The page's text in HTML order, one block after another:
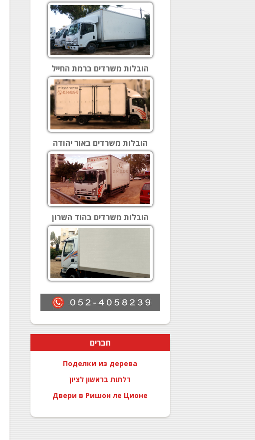
הובלות משרדים ברמת החייל
הובלות משרדים באור יהודה
הובלות משרדים בהוד השרון
חברים
Поделки из дерева
דלתות בראשון לציון
Двери в Ришон ле Ционе